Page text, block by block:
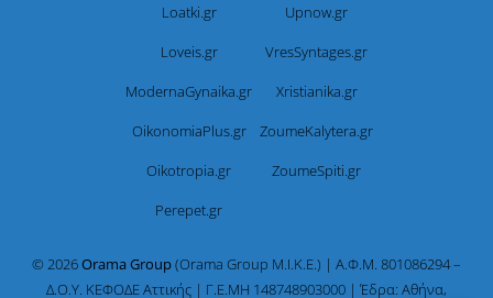
Loatki.gr
Upnow.gr
Loveis.gr
VresSyntages.gr
ModernaGynaika.gr
Xristianika.gr
OikonomiaPlus.gr
ZoumeKalytera.gr
Oikotropia.gr
ZoumeSpiti.gr
Perepet.gr
© 2026Orama Group(Orama Group Μ.Ι.Κ.Ε.) | Α.Φ.Μ. 801086294 –
Δ.Ο.Υ. ΚΕΦΟΔΕ Αττικής | Γ.Ε.ΜΗ 148748903000 | Έδρα: Αθήνα,